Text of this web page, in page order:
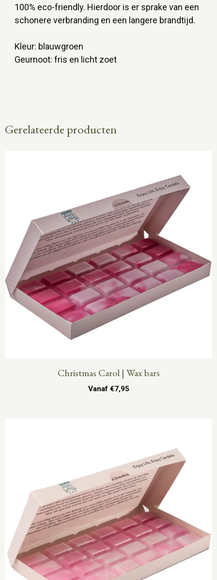
100% eco-friendly. Hierdoor is er sprake van een
schonere verbranding en een langere brandtijd.
Kleur: blauwgroen
Geurnoot: fris en licht zoet
Gerelateerde producten
Christmas Carol | Wax bars
Vanaf €7,95